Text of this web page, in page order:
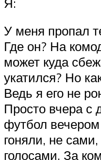
У меня пропал
Где он? На
может куда
укатился? Но
Ведь я его не
Просто вчера
футбол
гоняли, не
голосами. За